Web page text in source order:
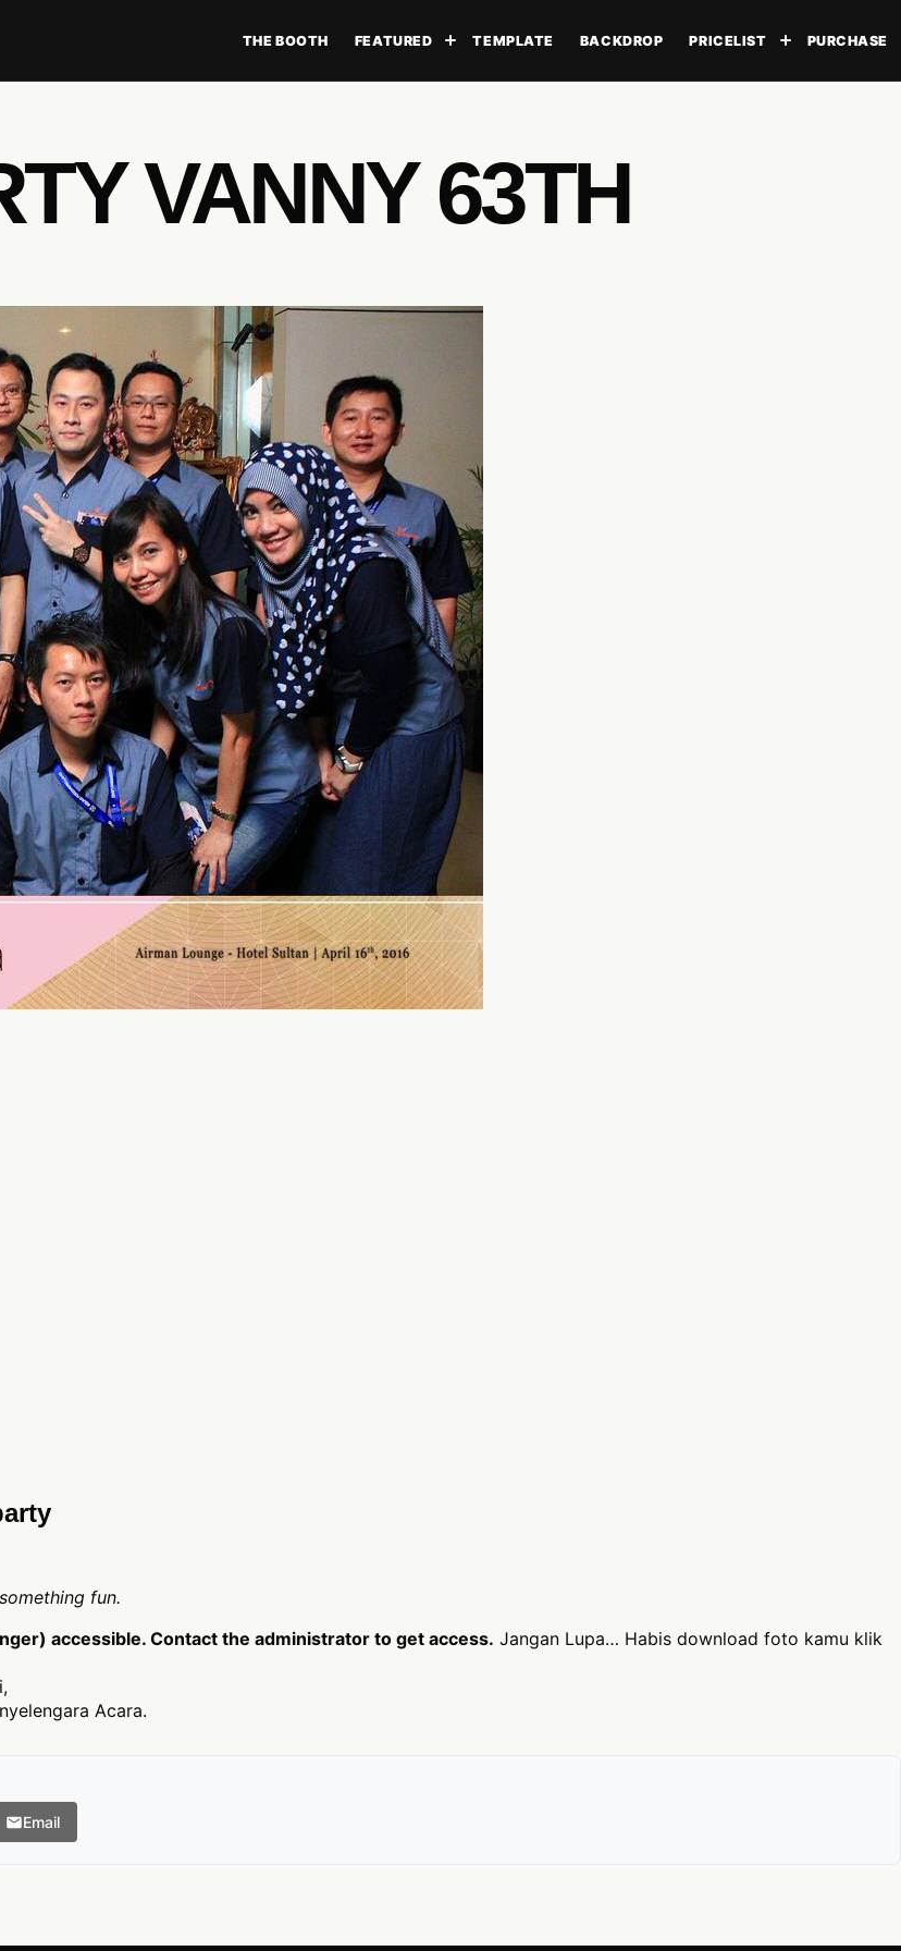
THE BOOTH FEATURED Toggle submenu
TEMPLATE BACKDROP PRICELIST Toggle
PURCHASE
VANNY 63TH
fun.
accessible. Contact the administrator to get access. Jangan Lupa… Habis download foto kamu klik
Acara.
Email